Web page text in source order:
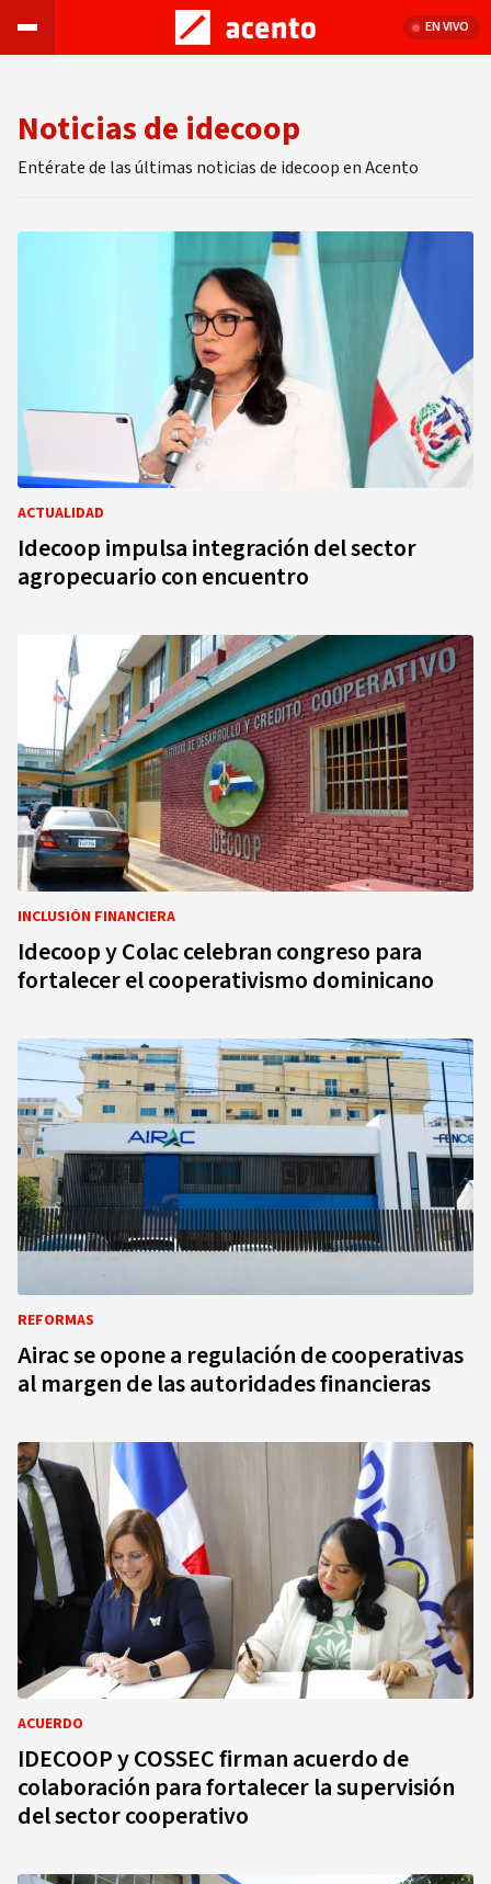
EN VIVO
Noticias de idecoop
Entérate de las últimas noticias de idecoop en Acento
ACTUALIDAD
Idecoop impulsa integración del sector
agropecuario con encuentro
INCLUSIÓN FINANCIERA
Idecoop y Colac celebran congreso para
fortalecer el cooperativismo dominicano
REFORMAS
Airac se opone a regulación de cooperativas
al margen de las autoridades financieras
ACUERDO
IDECOOP y COSSEC firman acuerdo de
colaboración para fortalecer la supervisión
del sector cooperativo